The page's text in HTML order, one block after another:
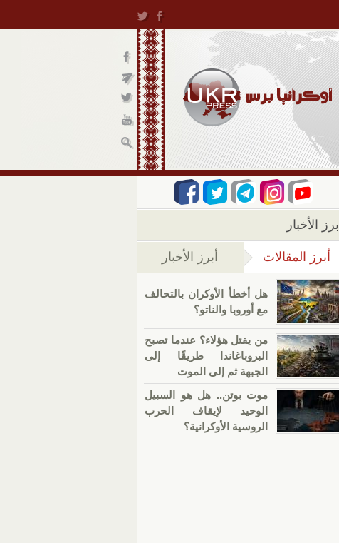
أبرز الأخبار
أبرز المقالات (علامة التبويب النشطة)
أبرز الأخبار
هل أخطأ الأوكران بالتحالف
مع أوروبا والناتو؟
من يقتل هؤلاء؟ عندما تصبح
البروباغاندا طريقًا إلى
الجبهة ثم إلى الموت
موت بوتن.. هل هو السبيل
الوحيد لإيقاف الحرب
الروسية الأوكرانية؟